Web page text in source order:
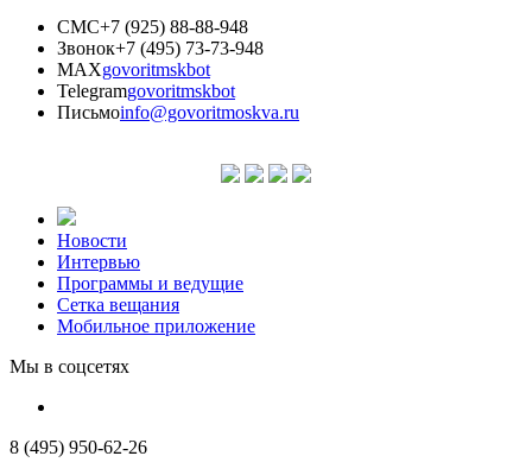
СМС+7 (925) 88-88-948
Звонок+7 (495) 73-73-948
MAXgovoritmskbot
Telegramgovoritmskbot
Письмоinfo@govoritmoskva.ru
Новости
Интервью
Программы и ведущие
Сетка вещания
Мобильное приложение
Мы в соцсетях
8 (495) 950-62-26